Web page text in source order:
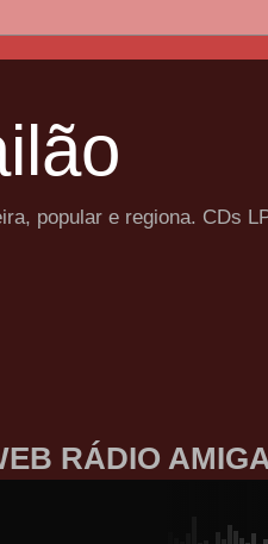
popular e regiona. CDs
RÁDIO